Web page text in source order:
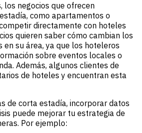
los negocios que ofrecen
como apartamentos o
directamente con hoteles
quieren saber cómo cambian los
en su área, ya que los hoteleros
sobre eventos locales o
Además, algunos clientes de
de hoteles y encuentran esta
de corta estadía, incorporar datos
puede mejorar tu estrategia de
Por ejemplo: